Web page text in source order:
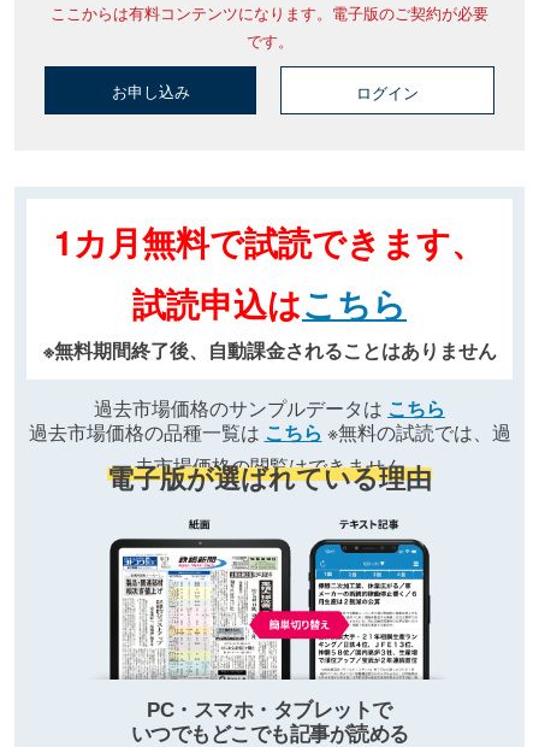
ここからは有料コンテンツになります。電子版のご契約が必要
です。
お申し込み ログイン
1カ月無料で試読できます、
試読申込はこちら
※無料期間終了後、自動課金されることはありません
過去市場価格のサンプルデータは こちら
過去市場価格の品種一覧は こちら ※無料の試読では、過
去市場価格の閲覧はできません
電子版が選ばれている理由
PC・スマホ・タブレットで
いつでもどこでも記事が読める